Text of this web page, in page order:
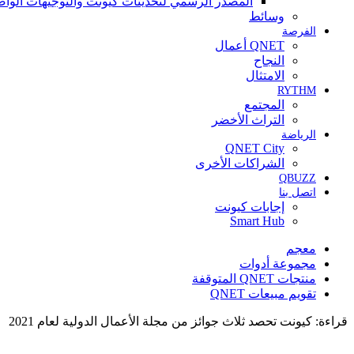
وسائط
الفرصة
QNET أعمال
النجاح
الامتثال
RYTHM
المجتمع
التراث الأخضر
الرياضة
QNET City
الشراكات الأخرى
QBUZZ
اتصل بنا
إجابات كيونت
Smart Hub
معجم
مجموعة أدوات
منتجات QNET المتوقفة
تقويم مبيعات QNET
قراءة: كيونت تحصد ثلاث جوائز من مجلة الأعمال الدولية لعام 2021